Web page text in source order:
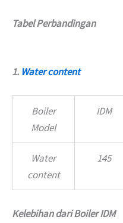
Tabel Perbandingan
1. Water content
Boiler
Model
IDM
Water
content
145
Kelebihan dari Boiler IDM